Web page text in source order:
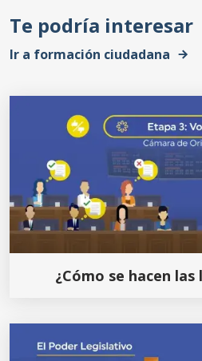
Te podría interesar
Ir a formación ciudadana
¿Cómo se hacen las